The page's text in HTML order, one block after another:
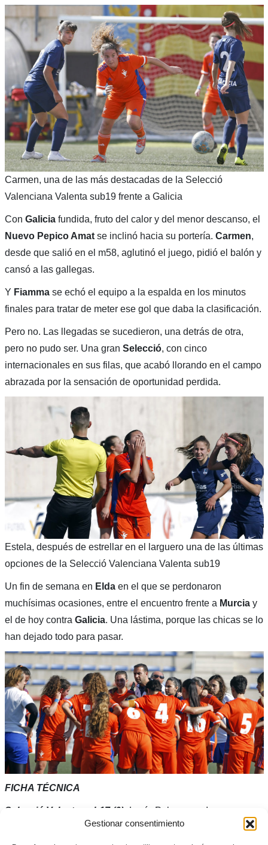
Gestionar consentimiento
Carmen, una de las más destacadas de la Selecció
Valenciana Valenta sub19 frente a Galicia
Con Galiciafundida, fruto del calor y del menor descanso, el
Nuevo Pepico Amat se inclinó hacia su portería. Carmen,
desde que salió en el m58, aglutinó el juego, pidió el balón y
cansó a las gallegas.
Y Fiammase echó el equipo a la espalda en los minutos
finales para tratar de meter ese gol que daba la clasificación.
Pero no. Las llegadas se sucedieron, una detrás de otra,
pero no pudo ser. Una gran Selecció, con cinco
internacionales en sus filas, que acabó llorando en el campo
abrazada por la sensación de oportunidad perdida.
Estela, después de estrellar en el larguero una de las últimas
opciones de la Selecció Valenciana Valenta sub19
Un fin de semana en Eldaen el que se perdonaron
muchísimas ocasiones, entre el encuentro frente a Murciay
el de hoy contra Galicia. Una lástima, porque las chicas se lo
han dejado todo para pasar.
FICHA TÉCNICA
Selecció Valenta sub17 (0): Lucía Palomares, Irene
Miguélez, Yolanda (Nuria Morell, m. 51), Nuria Martínez,